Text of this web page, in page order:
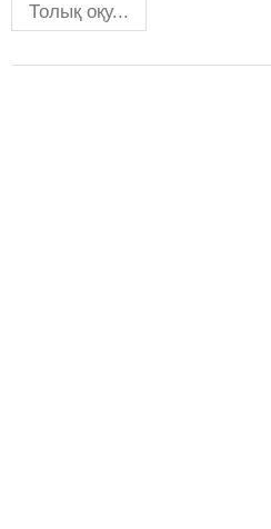
Толық оқу...